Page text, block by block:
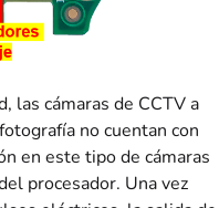
las cámaras de CCTV a
no cuentan con
en este tipo de cámaras
procesador. Una vez